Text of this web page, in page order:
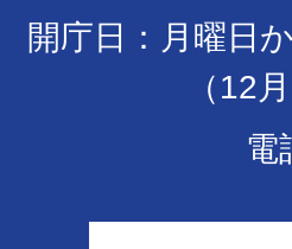
開庁日：月曜日
（12
電